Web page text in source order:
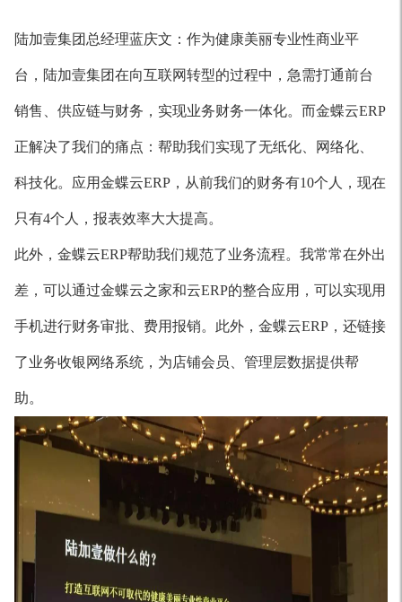
陆加壹集团总经理蓝庆文：作为健康美丽专业性商业平
台，陆加壹集团在向互联网转型的过程中，急需打通前台
销售、供应链与财务，实现业务财务一体化。而金蝶云ERP
正解决了我们的痛点：帮助我们实现了无纸化、网络化、
科技化。应用金蝶云ERP，从前我们的财务有10个人，现在
只有4个人，报表效率大大提高。
此外，金蝶云ERP帮助我们规范了业务流程。我常常在外出
差，可以通过金蝶云之家和云ERP的整合应用，可以实现用
手机进行财务审批、费用报销。此外，金蝶云ERP，还链接
了业务收银网络系统，为店铺会员、管理层数据提供帮
助。